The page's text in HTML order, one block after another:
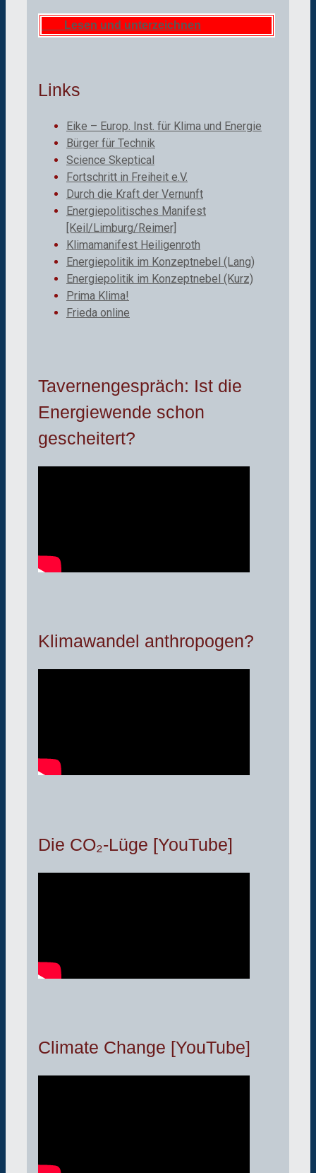
Lesen und unterzeichnen
Links
Eike – Europ. Inst. für Klima und Energie
Bürger für Technik
Science Skeptical
Fortschritt in Freiheit e.V.
Durch die Kraft der Vernunft
Energiepolitisches Manifest
[Keil/Limburg/Reimer]
Klimamanifest Heiligenroth
Energiepolitik im Konzeptnebel (Lang)
Energiepolitik im Konzeptnebel (Kurz)
Prima Klima!
Frieda online
Tavernengespräch: Ist die
Energiewende schon
gescheitert?
Klimawandel anthropogen?
Die CO₂-Lüge [YouTube]
Climate Change [YouTube]